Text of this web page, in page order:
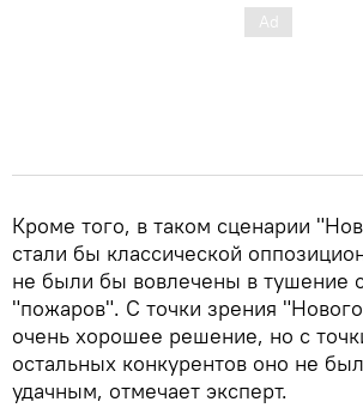
Кроме того, в таком сценарии
стали бы классической
не были бы вовлечены в тушение
"пожаров". С точки зрения
очень хорошее решение, но с
остальных конкурентов оно не
удачным, отмечает эксперт.